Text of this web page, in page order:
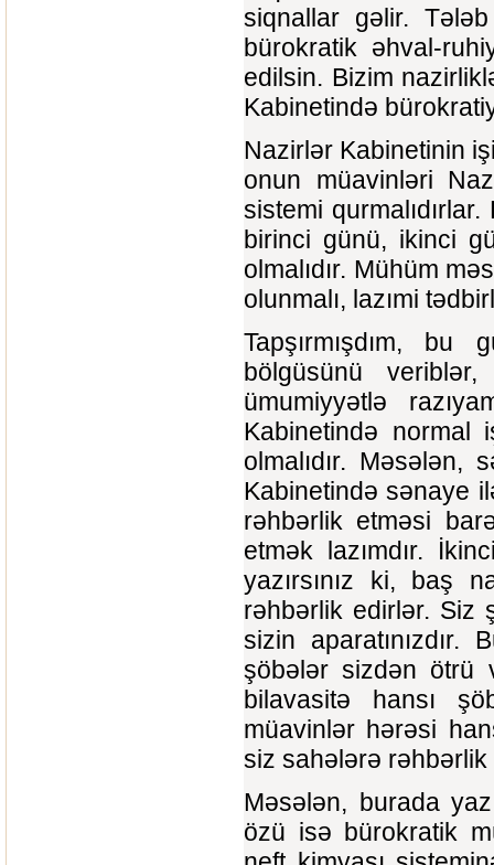
siqnallar gəlir.
bürokratik əhval-
edilsin. Bizim
Kabinetində
Nazirlər Kabinetinin
onun müavinləri
sistemi
birinci günü, ikinci
olmalıdır. Mühüm
olunmalı, lazımi
Tapşırmışdım,
bölgüsünü
ümumiyyətlə
Kabinetində normal
olmalıdır. Məsələn,
Kabinetində sənaye
rəhbərlik etməsi
etmək lazımdır.
yazırsınız ki, baş
rəhbərlik edirlər. Siz
sizin
şöbələr sizdən ötrü
bilavasitə hansı
müavinlər hərəsi
siz sahələrə
Məsələn, burada
özü isə bürokratik